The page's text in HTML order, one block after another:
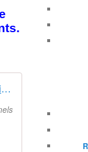
retraites et retraitables - Syndicat AetI-UNSA Académie Reims